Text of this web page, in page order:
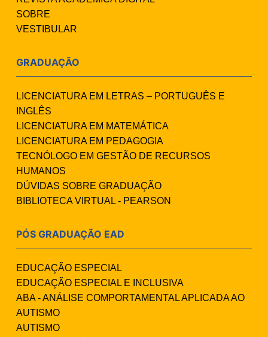
SOBRE
VESTIBULAR
GRADUAÇÃO
LICENCIATURA EM LETRAS – PORTUGUÊS E
INGLÊS
LICENCIATURA EM MATEMÁTICA
LICENCIATURA EM PEDAGOGIA
TECNÓLOGO EM GESTÃO DE RECURSOS
HUMANOS
DÚVIDAS SOBRE GRADUAÇÃO
BIBLIOTECA VIRTUAL - PEARSON
PÓS GRADUAÇÃO EAD
EDUCAÇÃO ESPECIAL
EDUCAÇÃO ESPECIAL E INCLUSIVA
ABA - ANÁLISE COMPORTAMENTAL APLICADA AO
AUTISMO
AUTISMO